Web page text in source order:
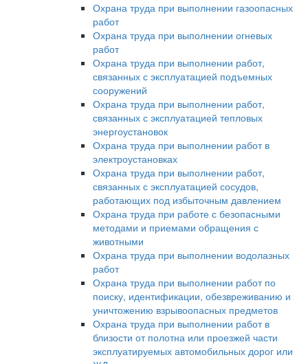
Охрана труда при выполнении газоопасных
работ
Охрана труда при выполнении огневых
работ
Охрана труда при выполнении работ,
связанных с эксплуатацией подъемных
сооружений
Охрана труда при выполнении работ,
связанных с эксплуатацией тепловых
энергоустановок
Охрана труда при выполнении работ в
электроустановках
Охрана труда при выполнении работ,
связанных с эксплуатацией сосудов,
работающих под избыточным давлением
Охрана труда при работе с безопасными
методами и приемами обращения с
животными
Охрана труда при выполнении водолазных
работ
Охрана труда при выполнении работ по
поиску, идентификации, обезвреживанию и
уничтожению взрывоопасных предметов
Охрана труда при выполнении работ в
близости от полотна или проезжей части
эксплуатируемых автомобильных дорог или